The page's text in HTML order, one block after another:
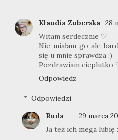
Klaudia Zuberska 28
Witam serdecznie ♡
Nie miałam go ale
się u mnie sprawdza :)
Pozdrawiam cieplutko
Odpowiedz
Odpowiedzi
Ruda
29 marca
Ja też ich mega lubię